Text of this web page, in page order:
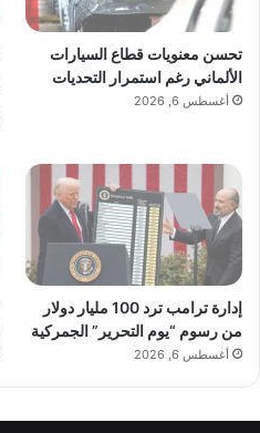
تحسن معنويات قطاع السيارات
الألماني رغم استمرار التحديات
أغسطس 6, 2026
إدارة ترامب ترد 100 مليار دولار
من رسوم “يوم التحرير” الجمركية
أغسطس 6, 2026